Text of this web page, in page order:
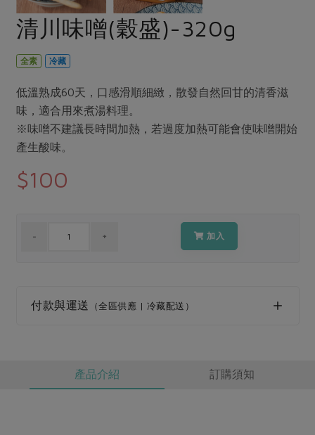
美妝保養 個人清潔
家庭清潔 織品
日用品
最新產品
優惠專區
素食專區
主題食譜
養身食補
節慶大餐
高麗菜海鮮煎餅
2024農業發展計畫年度報告
更多議題活動
把最好的台灣味帶回家！
生活者e週報
綠主張月刊
典藏閱覽室
社務專區
選舉專區
最新消息
媒體報導
下載專區
地區活動
活動報下載
清川味噌(穀盛)-320g
全素 冷藏
低溫熟成60天，口感滑順細緻，散發自然回甘的清香滋
味，適合用來煮湯料理。
※味噌不建議長時間加熱，若過度加熱可能會使味噌開始
產生酸味。
$100
加入
付款與運送 （全區供應 | 冷藏配送）
產品介紹 訂購須知